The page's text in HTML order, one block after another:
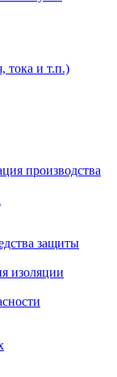
тока и т.п.)
производства
защиты
изоляции